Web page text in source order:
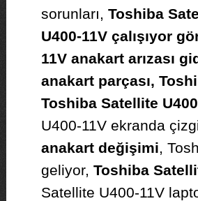
sorunları, Toshiba
U400-11V çalışıyor
11V anakart arızası
anakart parçası,
Toshiba Satellite
U400-11V ekranda
anakart değişimi,
geliyor, Toshiba
Satellite U400-11V